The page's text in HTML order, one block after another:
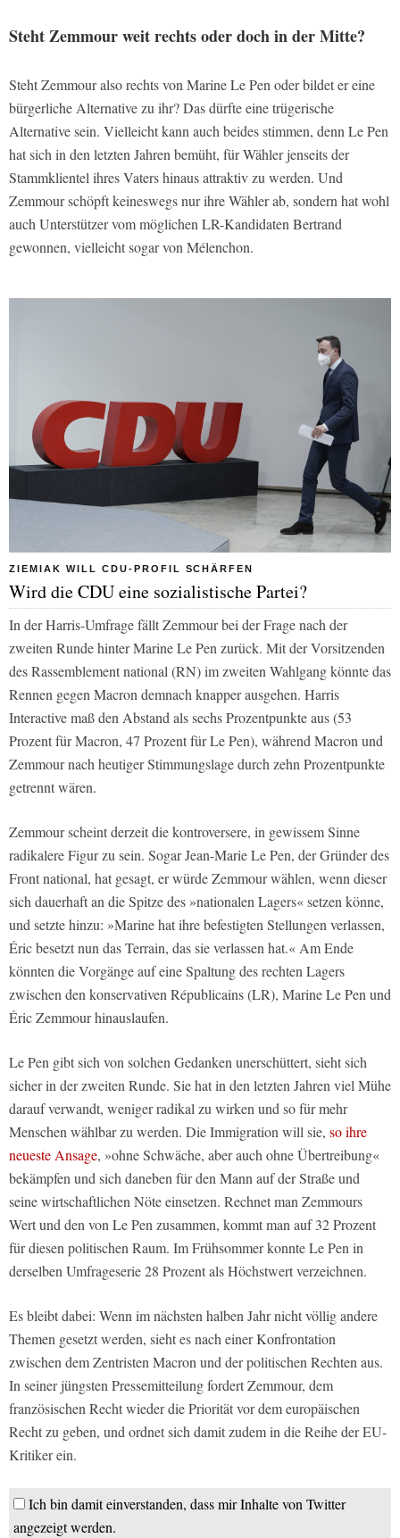
Steht Zemmour weit rechts oder doch in der Mitte?
Steht Zemmour also rechts von Marine Le Pen oder bildet er eine
bürgerliche Alternative zu ihr? Das dürfte eine trügerische
Alternative sein. Vielleicht kann auch beides stimmen, denn Le Pen
hat sich in den letzten Jahren bemüht, für Wähler jenseits der
Stammklientel ihres Vaters hinaus attraktiv zu werden. Und
Zemmour schöpft keineswegs nur ihre Wähler ab, sondern hat wohl
auch Unterstützer vom möglichen LR-Kandidaten Bertrand
gewonnen, vielleicht sogar von Mélenchon.
ZIEMIAK WILL CDU-PROFIL SCHÄRFEN
Wird die CDU eine sozialistische Partei?
In der Harris-Umfrage fällt Zemmour bei der Frage nach der
zweiten Runde hinter Marine Le Pen zurück. Mit der Vorsitzenden
des Rassemblement national (RN) im zweiten Wahlgang könnte das
Rennen gegen Macron demnach knapper ausgehen. Harris
Interactive maß den Abstand als sechs Prozentpunkte aus (53
Prozent für Macron, 47 Prozent für Le Pen), während Macron und
Zemmour nach heutiger Stimmungslage durch zehn Prozentpunkte
getrennt wären.
Zemmour scheint derzeit die kontroversere, in gewissem Sinne
radikalere Figur zu sein. Sogar Jean-Marie Le Pen, der Gründer des
Front national, hat gesagt, er würde Zemmour wählen, wenn dieser
sich dauerhaft an die Spitze des »nationalen Lagers« setzen könne,
und setzte hinzu: »Marine hat ihre befestigten Stellungen verlassen,
Éric besetzt nun das Terrain, das sie verlassen hat.« Am Ende
könnten die Vorgänge auf eine Spaltung des rechten Lagers
zwischen den konservativen Républicains (LR), Marine Le Pen und
Éric Zemmour hinauslaufen.
Le Pen gibt sich von solchen Gedanken unerschüttert, sieht sich
sicher in der zweiten Runde. Sie hat in den letzten Jahren viel Mühe
darauf verwandt, weniger radikal zu wirken und so für mehr
Menschen wählbar zu werden. Die Immigration will sie, so ihre
neueste Ansage, »ohne Schwäche, aber auch ohne Übertreibung«
bekämpfen und sich daneben für den Mann auf der Straße und
seine wirtschaftlichen Nöte einsetzen. Rechnet man Zemmours
Wert und den von Le Pen zusammen, kommt man auf 32 Prozent
für diesen politischen Raum. Im Frühsommer konnte Le Pen in
derselben Umfrageserie 28 Prozent als Höchstwert verzeichnen.
Es bleibt dabei: Wenn im nächsten halben Jahr nicht völlig andere
Themen gesetzt werden, sieht es nach einer Konfrontation
zwischen dem Zentristen Macron und der politischen Rechten aus.
In seiner jüngsten Pressemitteilung fordert Zemmour, dem
französischen Recht wieder die Priorität vor dem europäischen
Recht zu geben, und ordnet sich damit zudem in die Reihe der EU-
Kritiker ein.
Ich bin damit einverstanden, dass mir Inhalte von Twitter
angezeigt werden.